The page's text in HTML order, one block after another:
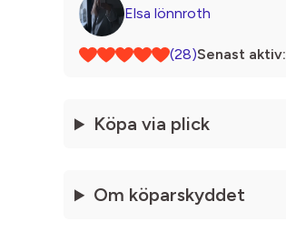
Elsa lönnroth
(28)Senast aktiv:
Köpa via plick
Om köparskyddet